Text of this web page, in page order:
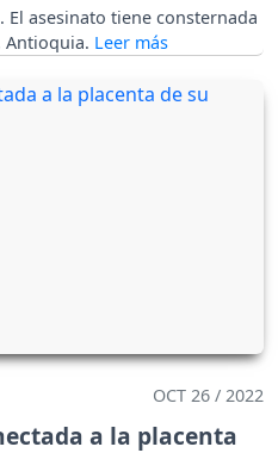
asesinato tiene consternada
Antioquia.
OCT 26 / 2022
a la placenta